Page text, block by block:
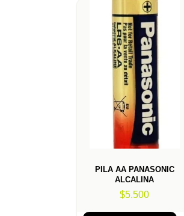
PILA AA PANASONIC
ALCALINA
$5.500